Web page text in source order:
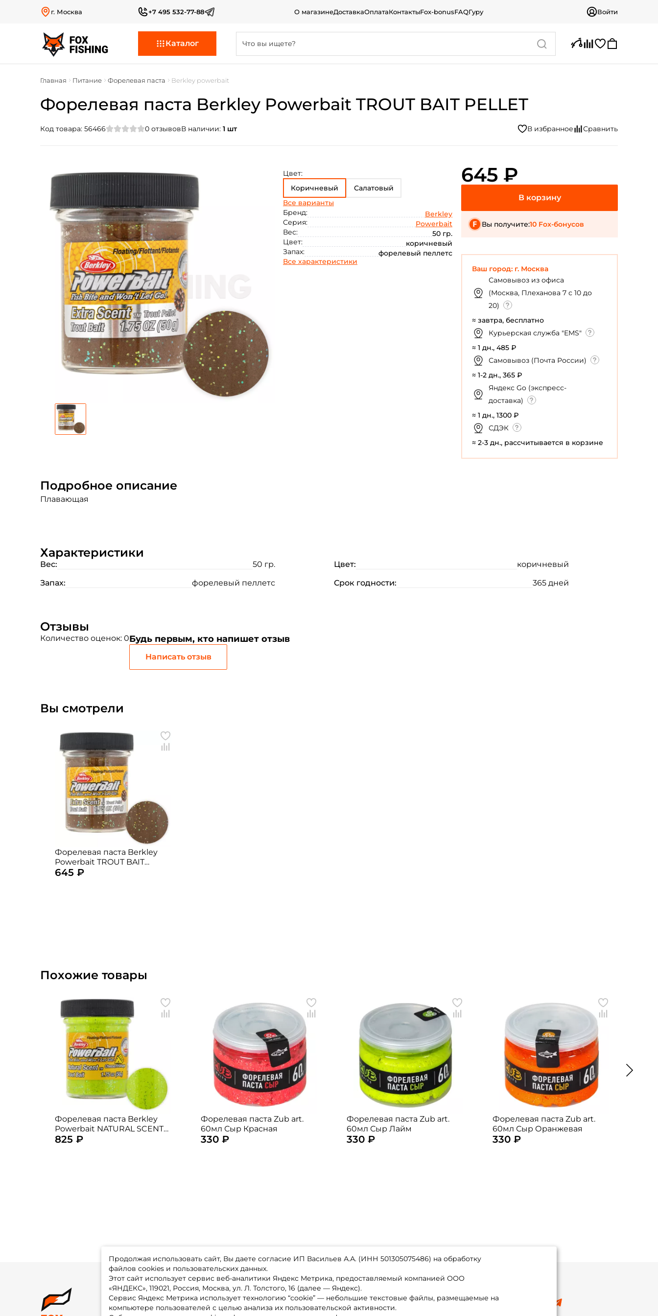
г. Москва +7 495 532-77-88 О магазинеДоставкаОплатаКонтактыFox-bonusFAQГуру Войти
Каталог
Главная Питание Форелевая паста Berkley powerbait
Форелевая паста Berkley Powerbait TROUT BAIT PELLET
Код товара: 56466 0 отзывовВ наличии: 1 шт
Цвет:
Коричневый
Салатовый
Бело-коричневый
Бело-оранжевая (Флуоресцветная)
Бело-пелрамутровый Бело-розовая
Бело-розовый (Флуоресцветная)
Все варианты
Бренд:
Berkley
Серия:
Powerbait
Вес:
50 гр.
Цвет:
коричневый
Запах:
форелевый пеллетс
Все характеристики
645 ₽
Вы получите:10 Fox-бонусов
Ваш город: г. Москва
Самовывоз из офиса
(Москва, Плеханова 7 с 10 до
20)
≈ завтра, бесплатно
Курьерская служба "EMS"
≈ 1 дн., 485 ₽
Самовывоз (Почта России)
≈ 1-2 дн., 365 ₽
Яндекс Go (экспресс-
доставка)
≈ 1 дн., 1300 ₽
СДЭК
≈ 2-3 дн., рассчитывается в корзине
Подробное описание
Плавающая
Характеристики
Вес: 50 гр. Цвет:
коричневый
Запах:
форелевый пеллетс Срок годности: 365 дней
Отзывы
Количество оценок: 0Будь первым, кто напишет отзыв
Написать отзыв
Вы смотрели
Форелевая паста Berkley
Powerbait TROUT BAIT
PELLET
645 ₽
Похожие товары
Форелевая паста Berkley
Powerbait NATURAL SCENT
CHEESE CHARTREUSE
825 ₽
Форелевая паста Zub art.
60мл Сыр Красная
330 ₽
Форелевая паста Zub art.
60мл Сыр Лайм
330 ₽
Форелевая паста Zub art.
60мл Сыр Оранжевая
330 ₽
Продолжая использовать сайт, Вы даете согласие ИП Васильев А.А. (ИНН 501305075486) на обработку
файлов cookies и пользовательских данных.
Этот сайт использует сервис веб-аналитики Яндекс Метрика, предоставляемый компанией ООО
«ЯНДЕКС», 119021, Россия, Москва, ул. Л. Толстого, 16 (далее — Яндекс).
Сервис Яндекс Метрика использует технологию “cookie” — небольшие текстовые файлы, размещаемые на
компьютере пользователей с целью анализа их пользовательской активности.
О магазине
Доставка
Каталог товаров
Акции 8 (495) 532-77-88